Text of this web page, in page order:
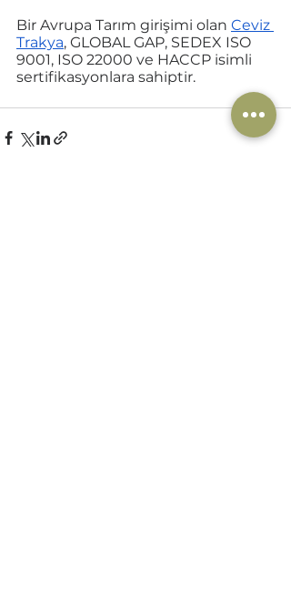
Bir Avrupa Tarım girişimi olan Ceviz
Trakya, GLOBAL GAP, SEDEX ISO
9001, ISO 22000 ve HACCP isimli
sertifikasyonlara sahiptir.